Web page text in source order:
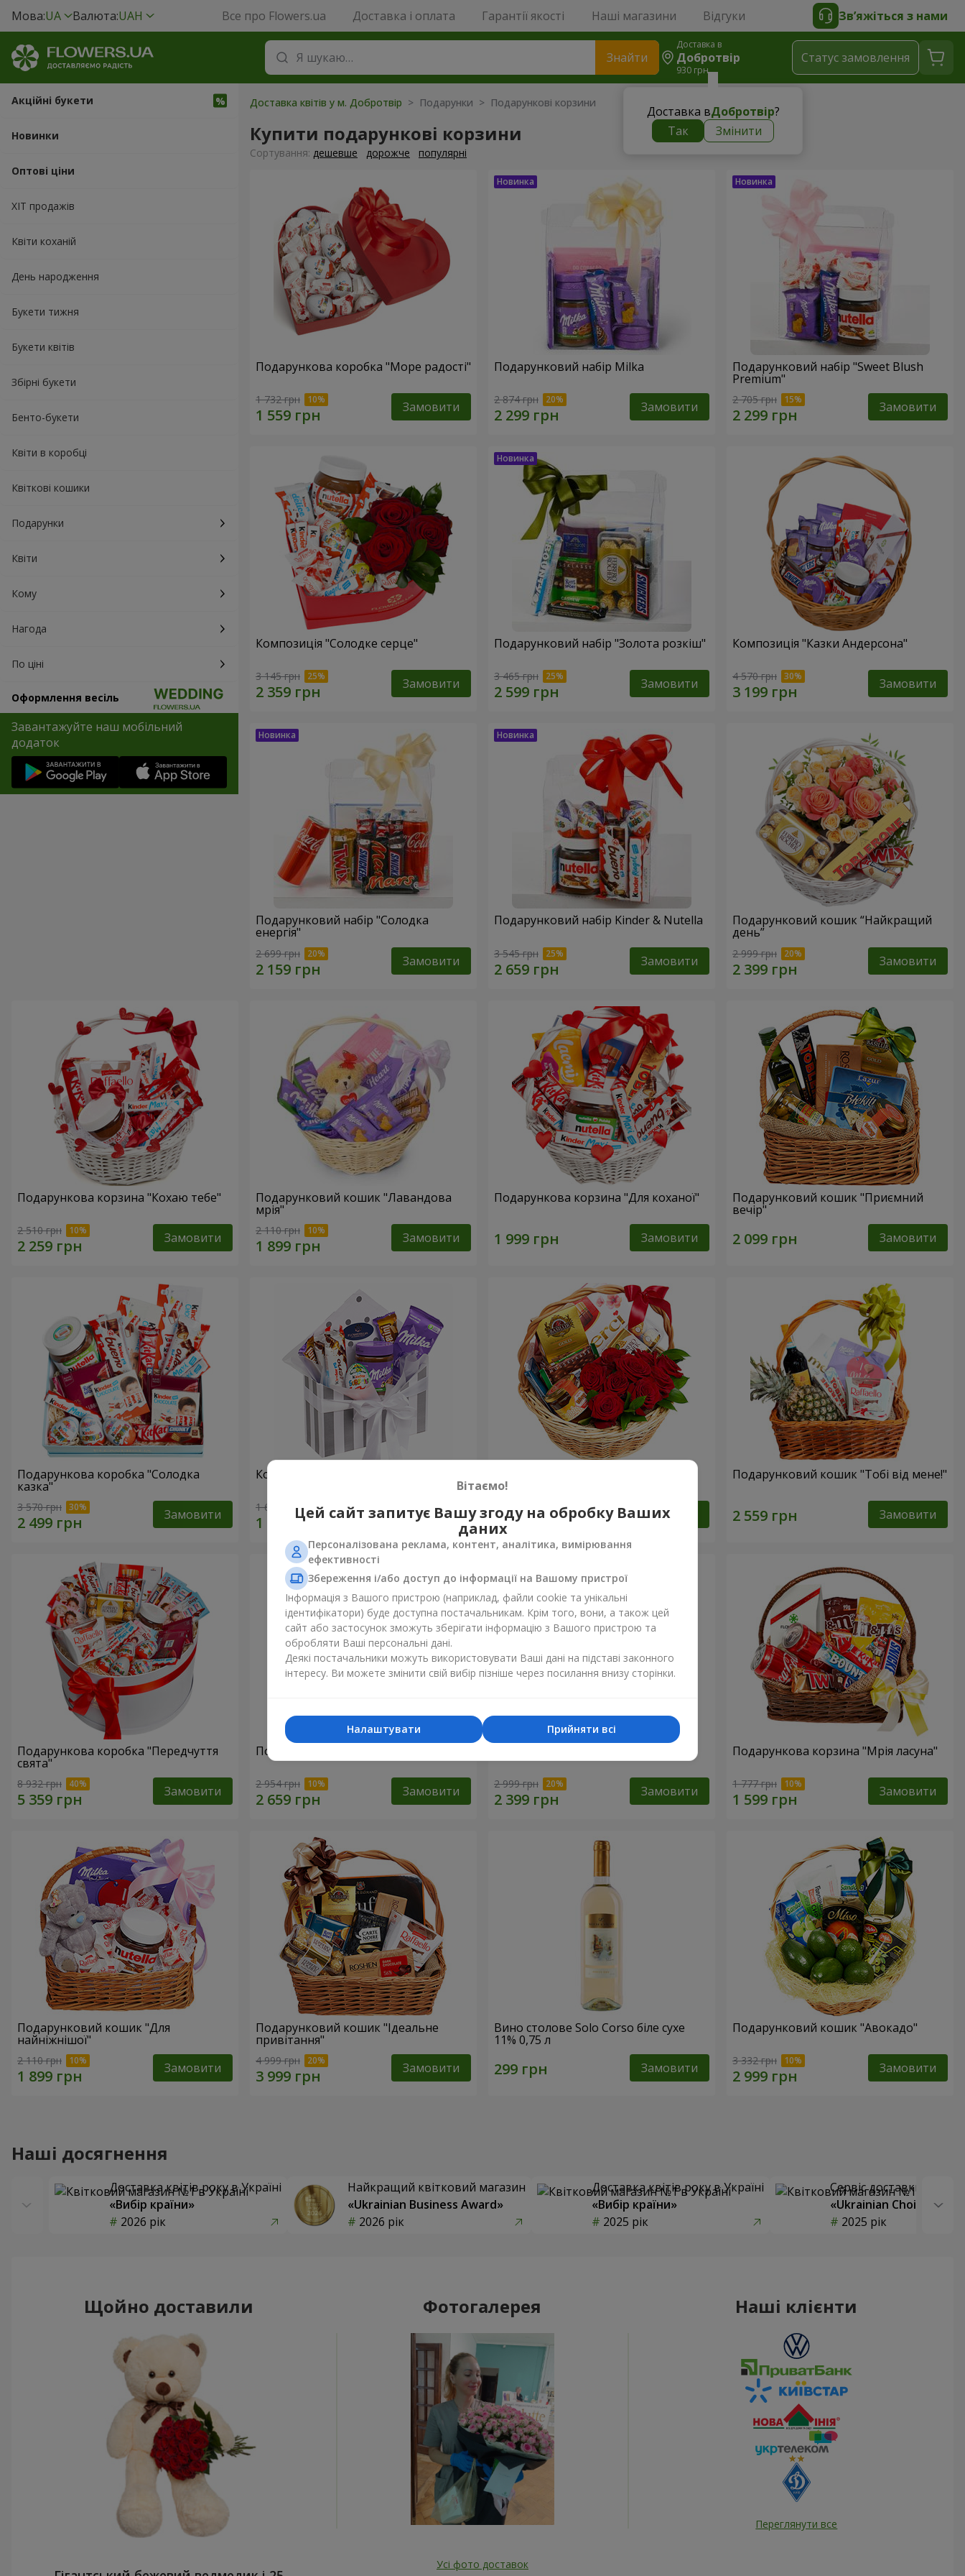
Мова:UA Валюта:UAH Все про Flowers.ua Доставка і оплата Гарантії якості Наші магазини Відгуки Зв’яжіться з нами
Знайти
Доставка в
Добротвір
930 грн
Доставка вДобротвір?
Так
Змінити
Статус замовлення
Акційні букети
Новинки
Оптові ціни
ХІТ продажів
Квіти коханій
День народження
Букети тижня
Букети квітів
Збірні букети
Бенто-букети
Квіти в коробці
Квіткові кошики
Подарунки
Квіти
Кому
Нагода
По ціні
Оформлення весіль
Завантажуйте наш мобільний
додаток
Доставка квітів у м. Добротвір > Подарунки > Подарункові корзини
Купити подарункові корзини
Сортування: дешевше дорожче популярні
Подарункова коробка "Море радості"
1 732 грн Замовити
Подарунковий набір Milka
2 874 грн Замовити
Подарунковий набір "Sweet Blush
Premium"
2 705 грн Замовити
Композиція "Солодке серце"
3 145 грн Замовити
Подарунковий набір "Золота розкіш"
3 465 грн Замовити
Композиція "Казки Андерсона"
4 570 грн Замовити
Подарунковий набір "Солодка
енергія"
2 699 грн Замовити
Подарунковий набір Kinder & Nutella
3 545 грн Замовити
Подарунковий кошик “Найкращий
день”
2 999 грн Замовити
Подарункова корзина "Кохаю тебе"
2 510 грн Замовити
Подарунковий кошик "Лавандова
мрія"
2 110 грн Замовити
Подарункова корзина "Для коханої"
Замовити
Подарунковий кошик "Приємний
вечір"
Замовити
Подарункова коробка "Солодка
казка"
3 570 грн Замовити
Композиція "Солодка ніжність"
1 666 грн Замовити 4 374 грн Замовити
Подарунковий кошик "Тобі від мене!"
Замовити
Подарункова коробка "Передчуття
свята"
8 932 грн Замовити
Подарунковий кошик "Дитяче свято!"
2 954 грн Замовити 2 999 грн Замовити
Подарункова корзина "Мрія ласуна"
1 777 грн Замовити
Подарунковий кошик "Для
найніжнішої"
2 110 грн Замовити
Подарунковий кошик "Ідеальне
привітання"
4 999 грн Замовити
Вино столове Solo Corso біле сухе
11% 0,75 л
Замовити
Подарунковий кошик "Авокадо"
3 332 грн Замовити
Наші досягнення
Доставка квітів року в Україні
«Вибір країни»
2026 рік
Найкращий квітковий магазин
«Ukrainian Business Award»
2026 рік
Доставка квітів року в Україні
«Вибір країни»
2025 рік
Сервіс доставки квітів
«Ukrainian Choice»
2025 рік
Щойно доставили Фотогалерея
Усі фото доставок
Наші клієнти
Переглянути все
Вітаємо!
Цей сайт запитує Вашу згоду на обробку Ваших
даних
Персоналізована реклама, контент, аналітика, вимірювання
ефективності
Збереження і/або доступ до інформації на Вашому пристрої
Інформація з Вашого пристрою (наприклад, файли cookie та унікальні
ідентифікатори) буде доступна постачальникам. Крім того, вони, а також цей
сайт або застосунок зможуть зберігати інформацію з Вашого пристрою та
обробляти Ваші персональні дані.
Деякі постачальники можуть використовувати Ваші дані на підставі законного
інтересу. Ви можете змінити свій вибір пізніше через посилання внизу сторінки.
Прийняти всі
Налаштувати